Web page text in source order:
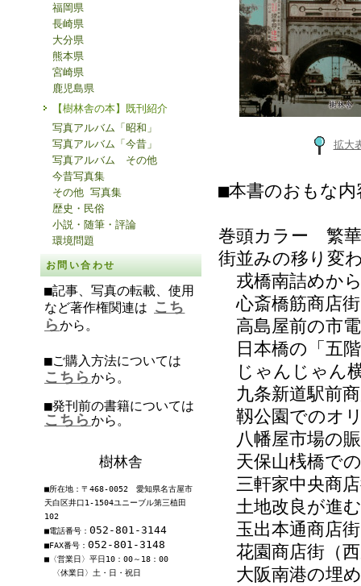
福岡県
長崎県
大分県
熊本県
宮崎県
鹿児島県
【樹林舎の本】既刊紹介
写真アルバム「昭和」
写真アルバム「今昔」
写真アルバム その他
今昔写真集
その他 写真集
歴史・民俗
小説・随筆・評論
環境問題
お問い合わせ
■記事、写真の転載、使用
など著作権関連は こち
らから。
■ご購入方法については
こちら から。
■発刊前の書籍については
こちら から。
樹林舎
■所在地：〒468-0052 愛知県名古屋市
天白区井口1-1504ユニーブル第三植田
102
■電話番号： 052-801-3144
■FAX番号： 052-801-3148
■〈営業日〉平日10：00～18：00
〈休業日〉土・日・祝日
拡大
■本書のおもな内
巻頭カラー 繁
街並みの移り変
戎橋南詰めか
心斎橋筋商店
高島屋前の市
日本橋の「五
じゃんじゃん
九条新道駅前
靱公園でのオ
八幡屋市場の
天保山桟橋で
三軒家中央商
土地改良が進
玉出本通商店
花園商店街（
大阪南港の埋